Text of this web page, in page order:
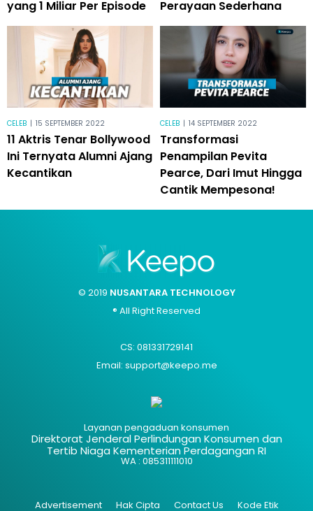
yang 1 Miliar Per Episode
Perayaan Sederhana
CELEB | 15 SEPTEMBER 2022
11 Aktris Tenar Bollywood
Ini Ternyata Alumni Ajang
Kecantikan
CELEB | 14 SEPTEMBER 2022
Transformasi
Penampilan Pevita
Pearce, Dari Imut Hingga
Cantik Mempesona!
© 2019 NUSANTARA TECHNOLOGY
® All Right Reserved
CS: 081331729141
Email: support@keepo.me
Layanan pengaduan konsumen
Direktorat Jenderal Perlindungan Konsumen dan
Tertib Niaga Kementerian Perdagangan RI
WA : 085311111010
Advertisement Hak Cipta Contact Us Kode Etik